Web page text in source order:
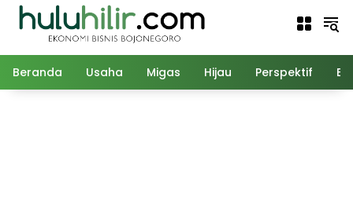
Langsung
Beranda Usaha Migas Hijau Perspektif